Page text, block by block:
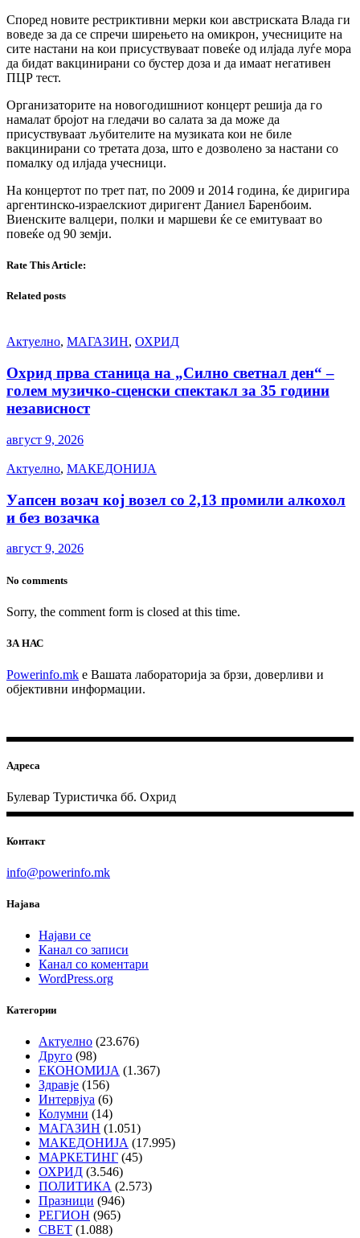
Според новите рестриктивни мерки кои австриската Влада ги
воведе за да се спречи ширењето на омикрон, учесниците на
сите настани на кои присуствуваат повеќе од илјада луѓе мора
да бидат вакцинирани со бустер доза и да имаат негативен
ПЦР тест.
Организаторите на новогодишниот концерт решија да го
намалат бројот на гледачи во салата за да може да
присуствуваат љубителите на музиката кои не биле
вакцинирани со третата доза, што е дозволено за настани со
помалку од илјада учесници.
На концертот по трет пат, по 2009 и 2014 година, ќе диригира
аргентинско-израелскиот диригент Даниел Баренбоим.
Виенските валцери, полки и маршеви ќе се емитуваат во
повеќе од 90 земји.
Rate This Article:
Related posts
Актуелно, МАГАЗИН, ОХРИД
Охрид прва станица на „Силно светнал ден“ –
голем музичко-сценски спектакл за 35 години
независност
август 9, 2026
Актуелно, МАКЕДОНИЈА
Уапсен возач кој возел со 2,13 промили алкохол
и без возачка
август 9, 2026
No comments
Sorry, the comment form is closed at this time.
ЗА НАС
Powerinfo.mk e Вашата лабораторија за брзи, доверливи и
објективни информации.
Адреса
Булевар Туристичка бб. Охрид
Контакт
info@powerinfo.mk
Најава
Најави се
Канал со записи
Канал со коментари
WordPress.org
Категории
Актуелно (23.676)
Друго (98)
ЕКОНОМИЈА (1.367)
Здравје (156)
Интервјуа (6)
Колумни (14)
МАГАЗИН (1.051)
МАКЕДОНИЈА (17.995)
МАРКЕТИНГ (45)
ОХРИД (3.546)
ПОЛИТИКА (2.573)
Празници (946)
РЕГИОН (965)
СВЕТ (1.088)